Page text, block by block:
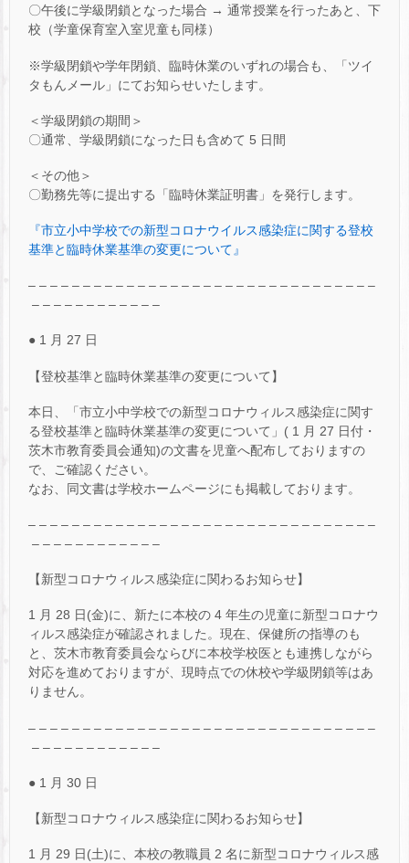
〇午後に学級閉鎖となった場合 → 通常授業を行ったあと、下
校（学童保育室入室児童も同様）
※学級閉鎖や学年閉鎖、臨時休業のいずれの場合も、「ツイ
タもんメール」にてお知らせいたします。
＜学級閉鎖の期間＞
〇通常、学級閉鎖になった日も含めて 5 日間
＜その他＞
〇勤務先等に提出する「臨時休業証明書」を発行します。
『市立小中学校での新型コロナウイルス感染症に関する登校
基準と臨時休業基準の変更について』
– – – – – – – – – – – – – – – – – – – – – – – – – – – – – – – –
– – – – – – – – – – – –
● 1 月 27 日
【登校基準と臨時休業基準の変更について】
本日、「市立小中学校での新型コロナウィルス感染症に関す
る登校基準と臨時休業基準の変更について」( 1 月 27 日付・
茨木市教育委員会通知)の文書を児童へ配布しておりますの
で、ご確認ください。
なお、同文書は学校ホームページにも掲載しております。
– – – – – – – – – – – – – – – – – – – – – – – – – – – – – – – –
– – – – – – – – – – – –
【新型コロナウィルス感染症に関わるお知らせ】
1 月 28 日(金)に、新たに本校の 4 年生の児童に新型コロナウ
ィルス感染症が確認されました。現在、保健所の指導のも
と、茨木市教育委員会ならびに本校学校医とも連携しながら
対応を進めておりますが、現時点での休校や学級閉鎖等はあ
りません。
– – – – – – – – – – – – – – – – – – – – – – – – – – – – – – – –
– – – – – – – – – – – –
● 1 月 30 日
【新型コロナウィルス感染症に関わるお知らせ】
1 月 29 日(土)に、本校の教職員 2 名に新型コロナウィルス感